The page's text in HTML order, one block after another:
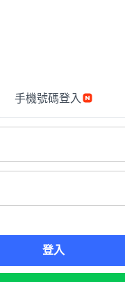
手機號碼登入
登入